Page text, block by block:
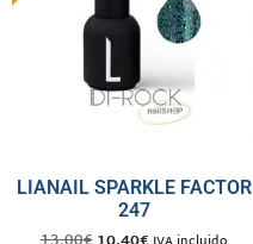
LIANAIL SPARKLE FACTOR
247